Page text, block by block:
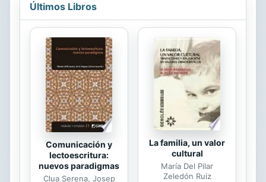
decidido pasar página y pone a la
venta la casa que habían compartido.
Las cosas también están cambiando
para RL: Betsy, una antigua novia, le
pide que la acoja en su casa mientras
recibe un tratamiento de
quimioterapia, y su hija de
diecinueve años, Layla, tampoco
pasa por su mejor momento. Su...
Últimos Libros
Comunicación y
lectoescritura:
nuevos paradigmas
Clua Serena, Josep
La familia, un valor
cultural
María Del Pilar
Zeledón Ruiz